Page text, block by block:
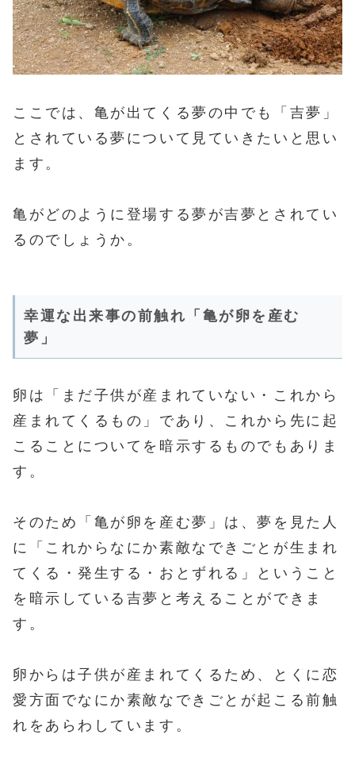
ここでは、亀が出てくる夢の中でも「吉夢」
とされている夢について見ていきたいと思い
ます。
亀がどのように登場する夢が吉夢とされてい
るのでしょうか。
幸運な出来事の前触れ「亀が卵を産む
夢」
卵は「まだ子供が産まれていない・これから
産まれてくるもの」であり、これから先に起
こることについてを暗示するものでもありま
す。
そのため「亀が卵を産む夢」は、夢を見た人
に「これからなにか素敵なできごとが生まれ
てくる・発生する・おとずれる」ということ
を暗示している吉夢と考えることができま
す。
卵からは子供が産まれてくるため、とくに恋
愛方面でなにか素敵なできごとが起こる前触
れをあらわしています。